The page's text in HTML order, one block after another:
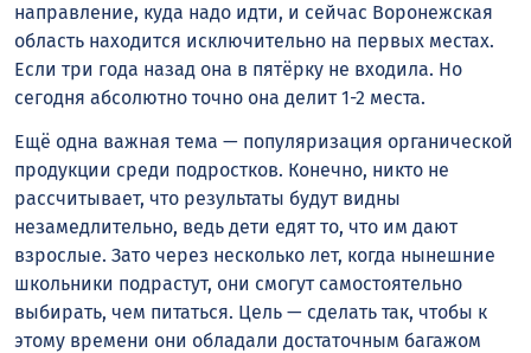
направление, куда надо идти, и сейчас Воронежская
область находится исключительно на первых местах.
Если три года назад она в пятёрку не входила. Но
сегодня абсолютно точно она делит 1-2 места.
Ещё одна важная тема — популяризация органической
продукции среди подростков. Конечно, никто не
рассчитывает, что результаты будут видны
незамедлительно, ведь дети едят то, что им дают
взрослые. Зато через несколько лет, когда нынешние
школьники подрастут, они смогут самостоятельно
выбирать, чем питаться. Цель — сделать так, чтобы к
этому времени они обладали достаточным багажом